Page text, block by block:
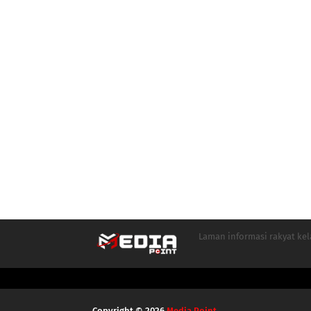
Laman informasi rakyat